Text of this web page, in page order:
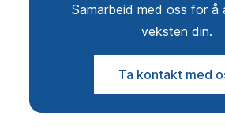
Samarbeid med oss for å
veksten din.
Ta kontakt med